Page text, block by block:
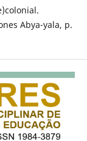
Abya-yala, p.